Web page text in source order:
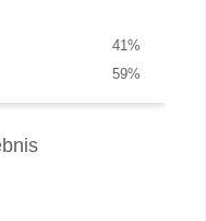
%
41
%
59